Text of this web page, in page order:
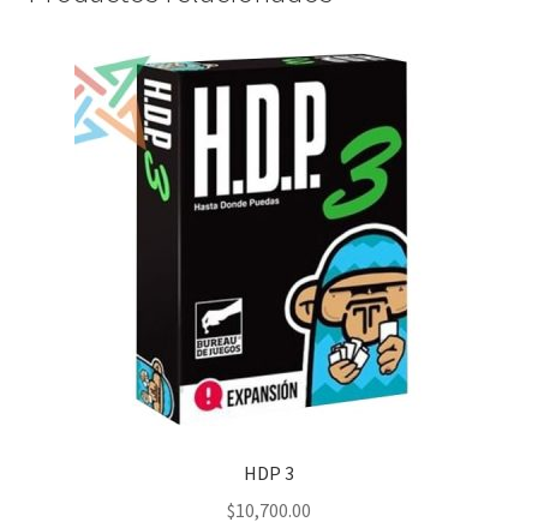
HDP 3
$10,700.00